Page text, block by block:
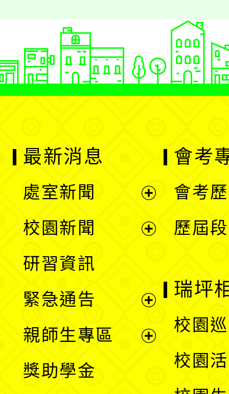
最新消息
處室新聞
單
校園新聞
選
單
研習資訊
緊急通告
親師生專區
獎助學金
會考
會考
歷屆
瑞坪
校園
校園